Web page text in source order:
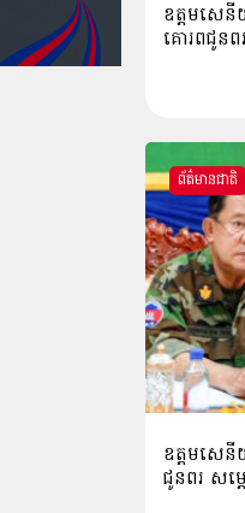
ឧត្ដមសេ
គោរពជូនព
ព័ត៌មានជាតិ
ឧត្តមសេនី
ជូនពរ សម្